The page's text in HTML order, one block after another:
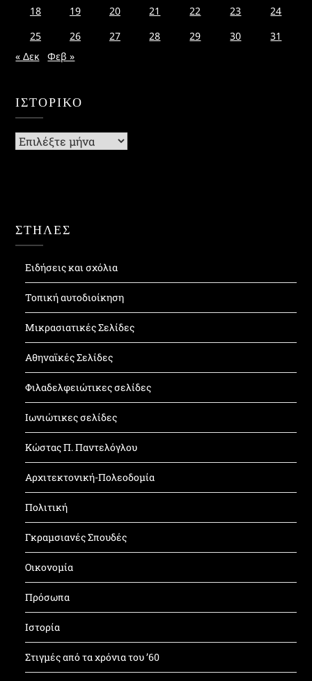
18
19 20 21 22 23
24
25
26 27 28 29 30
31
« Δεκ
Φεβ »
ΙΣΤΟΡΙΚΌ
Ιστορικό
ΣΤΗΛΕΣ
Ειδήσεις και σχόλια
Τοπική αυτοδιοίκηση
Μικρασιατικές Σελίδες
Αθηναϊκές Σελίδες
Φιλαδελφειώτικες σελίδες
Ιωνιώτικες σελίδες
Κώστας Π. Παντελόγλου
Αρχιτεκτονική-Πολεοδομία
Πολιτική
Γκραμσιανές Σπουδές
Οικονομία
Πρόσωπα
Ιστορία
Στιγμές από τα χρόνια του ’60